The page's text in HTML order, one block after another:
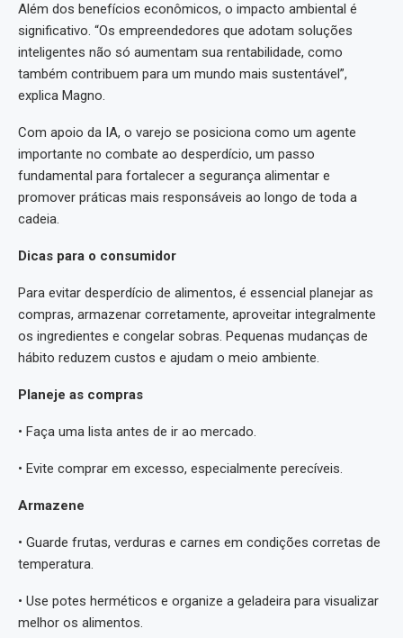
Além dos benefícios econômicos, o impacto ambiental é
significativo. “Os empreendedores que adotam soluções
inteligentes não só aumentam sua rentabilidade, como
também contribuem para um mundo mais sustentável”,
explica Magno.
Com apoio da IA, o varejo se posiciona como um agente
importante no combate ao desperdício, um passo
fundamental para fortalecer a segurança alimentar e
promover práticas mais responsáveis ao longo de toda a
cadeia.
Dicas para o consumidor
Para evitar desperdício de alimentos, é essencial planejar as
compras, armazenar corretamente, aproveitar integralmente
os ingredientes e congelar sobras. Pequenas mudanças de
hábito reduzem custos e ajudam o meio ambiente.
Planeje as compras
• Faça uma lista antes de ir ao mercado.
• Evite comprar em excesso, especialmente perecíveis.
Armazene
• Guarde frutas, verduras e carnes em condições corretas de
temperatura.
• Use potes herméticos e organize a geladeira para visualizar
melhor os alimentos.